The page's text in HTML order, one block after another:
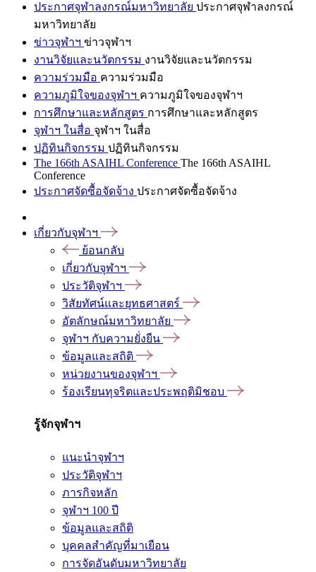
ประกาศจุฬาลงกรณ์มหาวิทยาลัย ประกาศจุฬาลงกรณ์
มหาวิทยาลัย
ข่าวจุฬาฯ ข่าวจุฬาฯ
งานวิจัยและนวัตกรรม งานวิจัยและนวัตกรรม
ความร่วมมือ ความร่วมมือ
ความภูมิใจของจุฬาฯ ความภูมิใจของจุฬาฯ
การศึกษาและหลักสูตร การศึกษาและหลักสูตร
จุฬาฯ ในสื่อ จุฬาฯ ในสื่อ
ปฏิทินกิจกรรม ปฏิทินกิจกรรม
The 166th ASAIHL Conference The 166th ASAIHL
Conference
ประกาศจัดซื้อจัดจ้าง ประกาศจัดซื้อจัดจ้าง
เกี่ยวกับจุฬาฯ
ย้อนกลับ
เกี่ยวกับจุฬาฯ
ประวัติจุฬาฯ
วิสัยทัศน์และยุทธศาสตร์
อัตลักษณ์มหาวิทยาลัย
จุฬาฯ กับความยั่งยืน
ข้อมูลและสถิติ
หน่วยงานของจุฬาฯ
ร้องเรียนทุจริตและประพฤติมิชอบ
รู้จักจุฬาฯ
แนะนำจุฬาฯ
ประวัติจุฬาฯ
ภารกิจหลัก
จุฬาฯ 100 ปี
ข้อมูลและสถิติ
บุคคลสำคัญที่มาเยือน
การจัดอันดับมหาวิทยาลัย